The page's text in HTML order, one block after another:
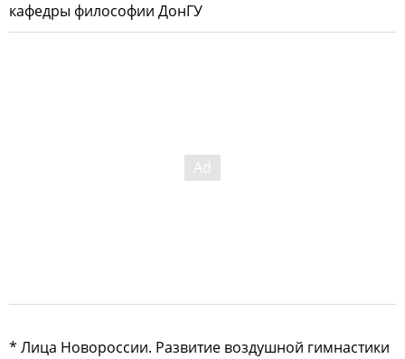
кафедры философии ДонГУ
* Лица Новороссии. Развитие воздушной гимнастики